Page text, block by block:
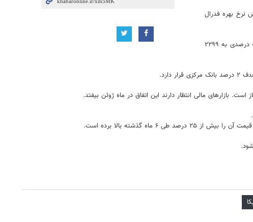
نرخ بهره فدرال
قیمت هر اونس طلا امروز با ۰.۴۱ درصد کاهش به ۲۲۸۱ دلار و ۴۸ سنت رسید. قیمت معاملات آتی طلا در بازار کامکس نیویورک هم با یک کاهش ۰.۴۱ درصدی به ۲۲۹۹
بازارهای مالی انتظار دارند این اتفاق در ماه ژوئن بیفتد.
گذشته بالا برده است.